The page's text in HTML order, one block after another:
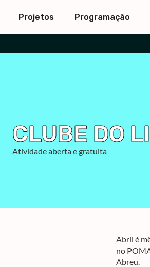
Projetos Programação
CLUBE DO
Atividade aberta e gratuita
Abril é
no
Abreu.